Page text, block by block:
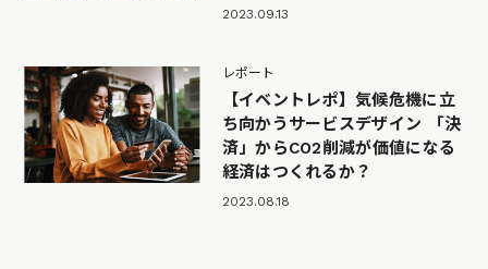
2023.09.13
レポート
【イベントレポ】気候危機に立
ち向かうサービスデザイン 「決
済」からCO2削減が価値になる
経済はつくれるか？
2023.08.18